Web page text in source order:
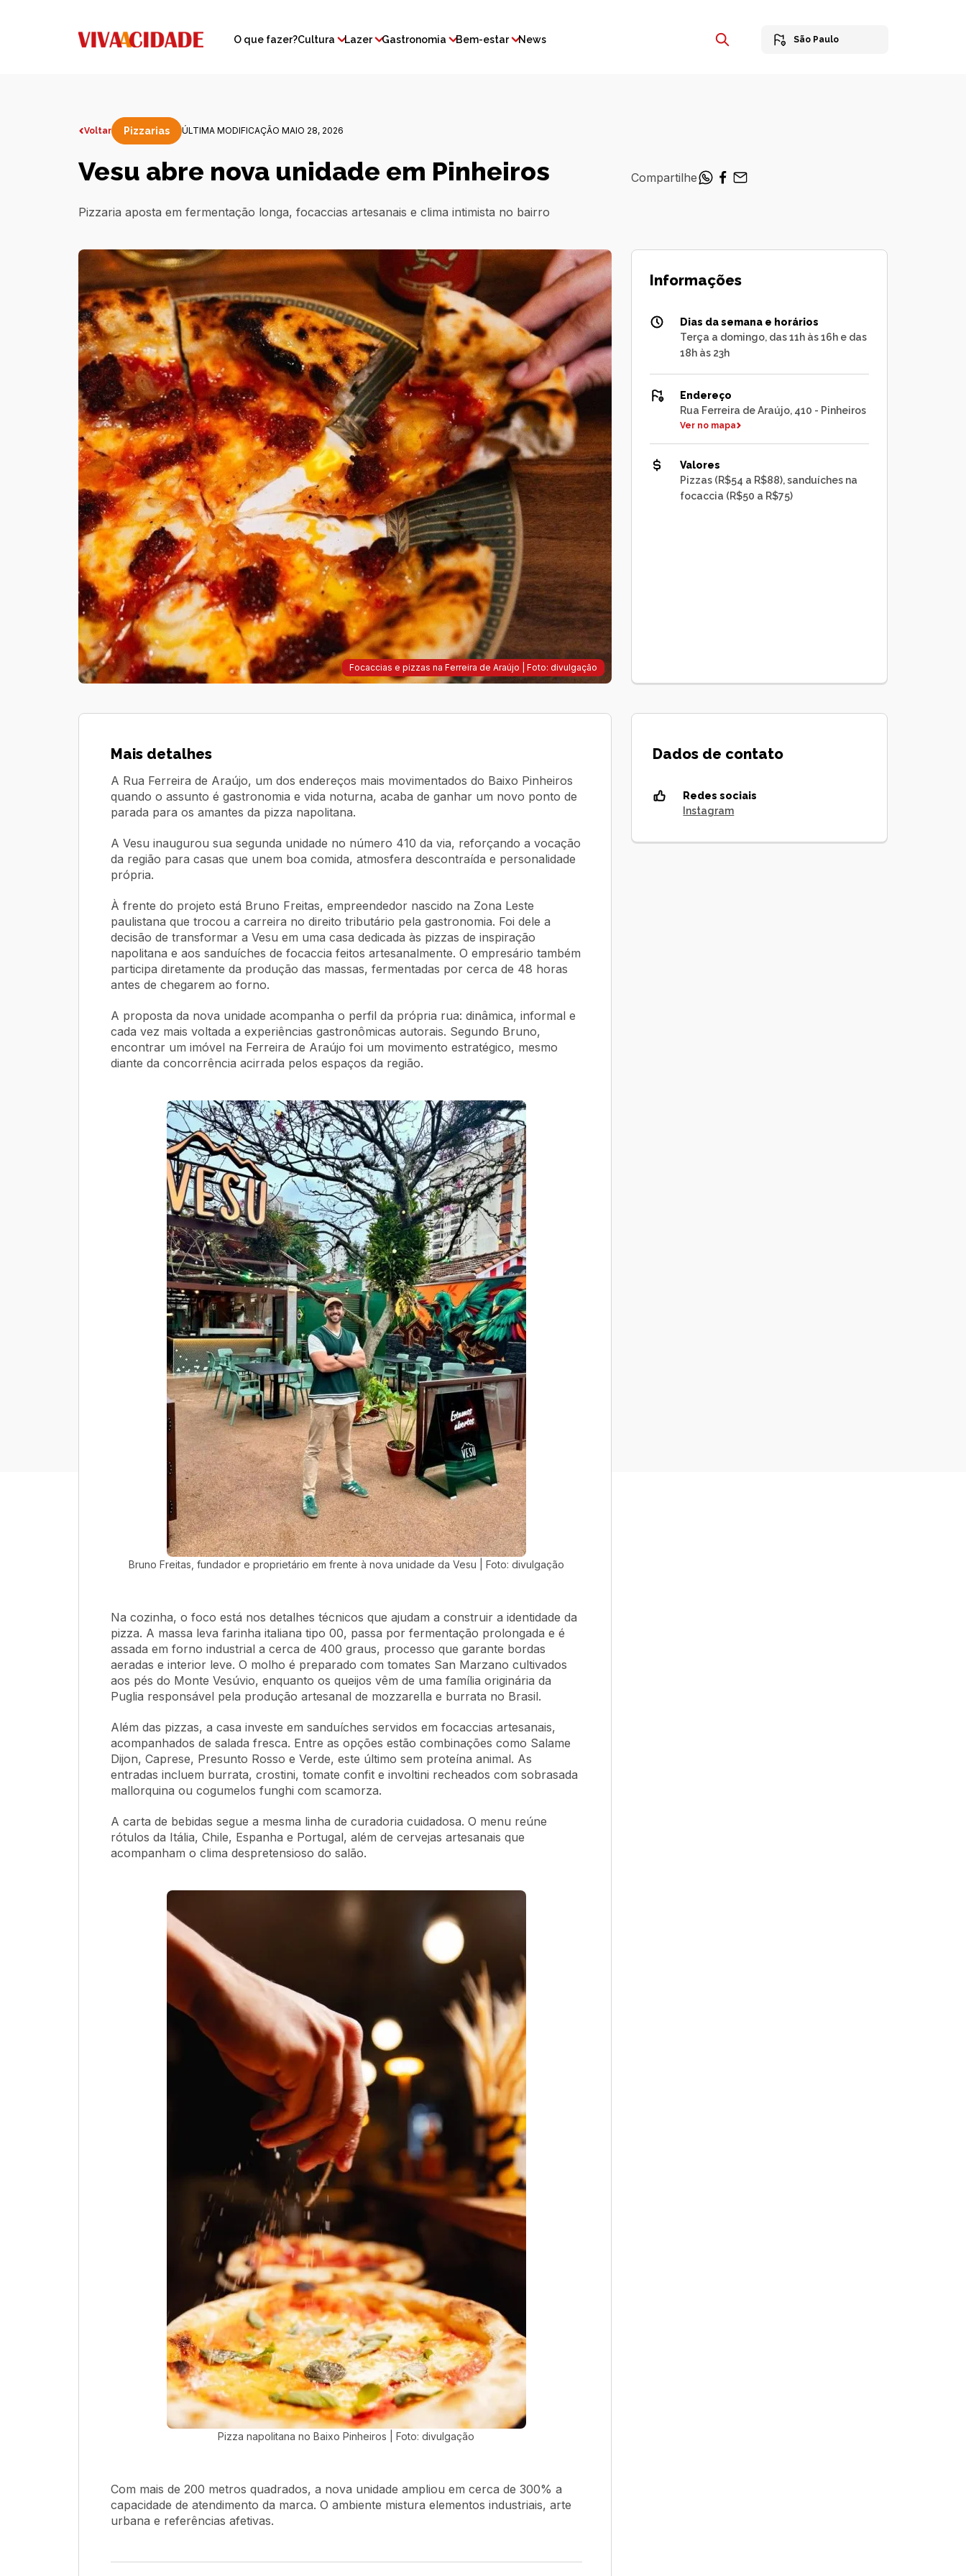
O que fazer?Cultura Lazer Gastronomia Bem-estar News São Paulo
Voltar Pizzarias ÚLTIMA MODIFICAÇÃO MAIO 28, 2026
Vesu abre nova unidade em Pinheiros
Pizzaria aposta em fermentação longa, focaccias artesanais e clima intimista no bairro
Compartilhe
Focaccias e pizzas na Ferreira de Araújo | Foto: divulgação
Informações
Dias da semana e horários
Terça a domingo, das 11h às 16h e das
18h às 23h
Endereço
Rua Ferreira de Araújo, 410 - Pinheiros
Ver no mapa
Valores
Pizzas (R$54 a R$88), sanduíches na
focaccia (R$50 a R$75)
Mais detalhes
A Rua Ferreira de Araújo, um dos endereços mais movimentados do Baixo Pinheiros
quando o assunto é gastronomia e vida noturna, acaba de ganhar um novo ponto de
parada para os amantes da pizza napolitana.
A Vesu inaugurou sua segunda unidade no número 410 da via, reforçando a vocação
da região para casas que unem boa comida, atmosfera descontraída e personalidade
própria.
À frente do projeto está Bruno Freitas, empreendedor nascido na Zona Leste
paulistana que trocou a carreira no direito tributário pela gastronomia. Foi dele a
decisão de transformar a Vesu em uma casa dedicada às pizzas de inspiração
napolitana e aos sanduíches de focaccia feitos artesanalmente. O empresário também
participa diretamente da produção das massas, fermentadas por cerca de 48 horas
antes de chegarem ao forno.
A proposta da nova unidade acompanha o perfil da própria rua: dinâmica, informal e
cada vez mais voltada a experiências gastronômicas autorais. Segundo Bruno,
encontrar um imóvel na Ferreira de Araújo foi um movimento estratégico, mesmo
diante da concorrência acirrada pelos espaços da região.
Bruno Freitas, fundador e proprietário em frente à nova unidade da Vesu | Foto: divulgação
Na cozinha, o foco está nos detalhes técnicos que ajudam a construir a identidade da
pizza. A massa leva farinha italiana tipo 00, passa por fermentação prolongada e é
assada em forno industrial a cerca de 400 graus, processo que garante bordas
aeradas e interior leve. O molho é preparado com tomates San Marzano cultivados
aos pés do Monte Vesúvio, enquanto os queijos vêm de uma família originária da
Puglia responsável pela produção artesanal de mozzarella e burrata no Brasil.
Além das pizzas, a casa investe em sanduíches servidos em focaccias artesanais,
acompanhados de salada fresca. Entre as opções estão combinações como Salame
Dijon, Caprese, Presunto Rosso e Verde, este último sem proteína animal. As
entradas incluem burrata, crostini, tomate confit e involtini recheados com sobrasada
mallorquina ou cogumelos funghi com scamorza.
A carta de bebidas segue a mesma linha de curadoria cuidadosa. O menu reúne
rótulos da Itália, Chile, Espanha e Portugal, além de cervejas artesanais que
acompanham o clima despretensioso do salão.
Pizza napolitana no Baixo Pinheiros | Foto: divulgação
Com mais de 200 metros quadrados, a nova unidade ampliou em cerca de 300% a
capacidade de atendimento da marca. O ambiente mistura elementos industriais, arte
urbana e referências afetivas.
Dados de contato
Redes sociais
Instagram